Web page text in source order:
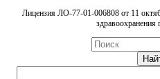
Лицензия ЛО-77-01-006808 от 11